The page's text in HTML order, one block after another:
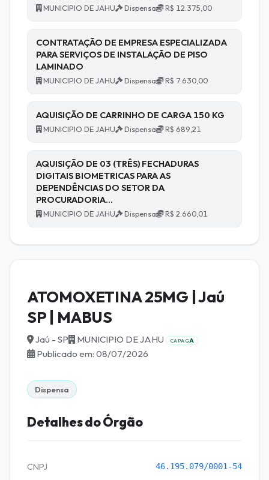
MUNICIPIO DE JAHU Dispensa R$ 12.375,00
CONTRATAÇÃO DE EMPRESA ESPECIALIZADA
PARA SERVIÇOS DE INSTALAÇÃO DE PISO
LAMINADO
MUNICIPIO DE JAHU Dispensa R$ 7.630,00
AQUISIÇÃO DE CARRINHO DE CARGA 150 KG
MUNICIPIO DE JAHU Dispensa R$ 689,21
AQUISIÇÃO DE 03 (TRÊS) FECHADURAS
DIGITAIS BIOMETRICAS PARA AS
DEPENDÊNCIAS DO SETOR DA
PROCURADORIA…
MUNICIPIO DE JAHU Dispensa R$ 2.660,01
ATOMOXETINA 25MG | Jaú
SP | MABUS
Jaú - SP MUNICIPIO DE JAHU CAPAGA
Publicado em: 08/07/2026
Dispensa
Detalhes do Órgão
CNPJ 46.195.079/0001-54